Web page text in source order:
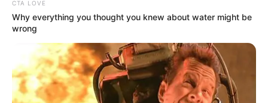
CTA LOVE
Why everything you thought you knew about water might be
wrong